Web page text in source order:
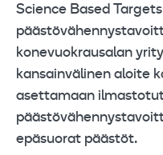
Science Based
konevuokrausalan
kansainvälinen aloite
asettamaan
epäsuorat päästöt.